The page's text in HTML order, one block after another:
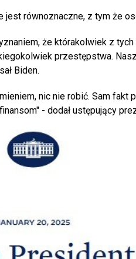
równoznaczne, z tym że
że którakolwiek z
przestępstwa.
Biden.
nic nie robić. Sam fakt
- dodał ustępujący